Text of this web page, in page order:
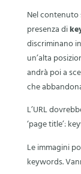
Nel contenuto
presenza di
discriminano
un’alta
andrà poi a
che
L’URL
‘page title’:
Le immagini
keywords.